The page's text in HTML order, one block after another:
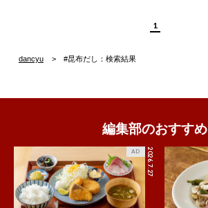
1
dancyu #昆布だし：検索結果
編集部のおすすめ
2026.7.27
AD